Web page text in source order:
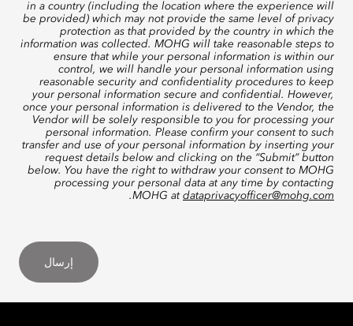
in a country (including the location where the experience will
be provided) which may not provide the same level of privacy
protection as that provided by the country in which the
information was collected. MOHG will take reasonable steps to
ensure that while your personal information is within our
control, we will handle your personal information using
reasonable security and confidentiality procedures to keep
your personal information secure and confidential. However,
once your personal information is delivered to the Vendor, the
Vendor will be solely responsible to you for processing your
personal information. Please confirm your consent to such
transfer and use of your personal information by inserting your
request details below and clicking on the “Submit” button
below. You have the right to withdraw your consent to MOHG
processing your personal data at any time by contacting
MOHG at dataprivacyofficer@mohg.com
.
إرسال